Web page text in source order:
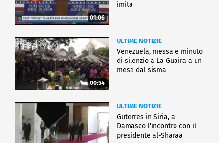
01:06
imita
00:54
ULTIME NOTIZIE
Venezuela, messa e minuto
di silenzio a La Guaira a un
mese dal sisma
ULTIME NOTIZIE
Guterres in Siria, a
Damasco l'incontro con il
presidente al-Sharaa